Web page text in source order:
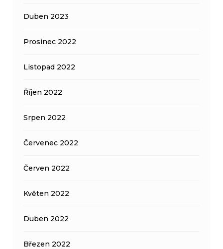
Duben 2023
Prosinec 2022
Listopad 2022
Říjen 2022
Srpen 2022
Červenec 2022
Červen 2022
Květen 2022
Duben 2022
Březen 2022